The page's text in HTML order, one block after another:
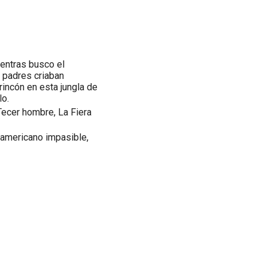
busco el
criaban
en esta jungla de
hombre, La Fiera
impasible,